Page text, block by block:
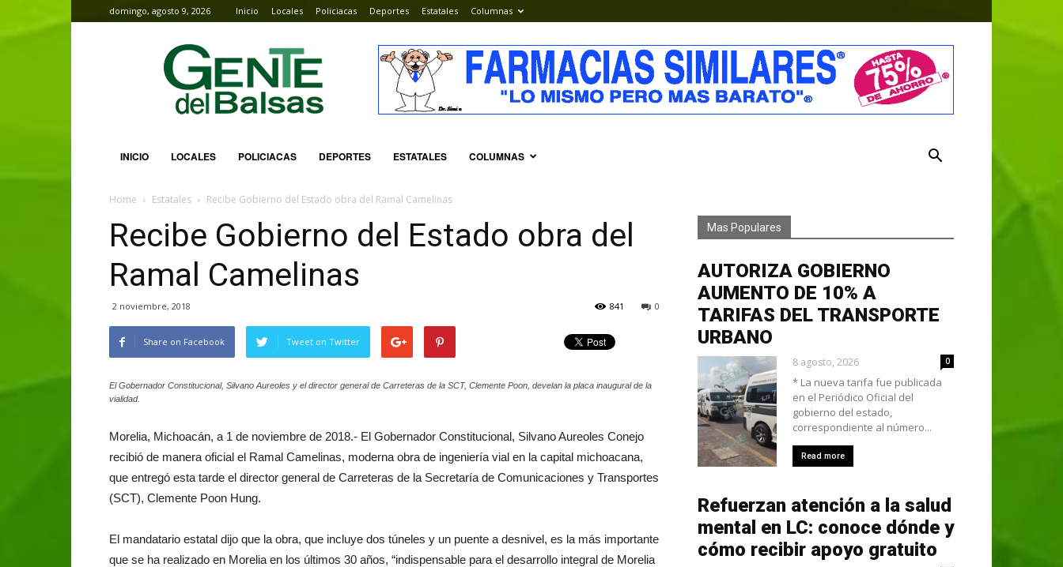
domingo, agosto 9, 2026 Inicio Locales Policiacas Deportes Estatales Columnas
Gente
del
Balsas
INICIO LOCALES POLICIACAS DEPORTES ESTATALES COLUMNAS
Home Estatales Recibe Gobierno del Estado obra del Ramal Camelinas
Recibe Gobierno del Estado obra del
Ramal Camelinas
2 noviembre, 2018 0
841
Share on Facebook Tweet on Twitter
El Gobernador Constitucional, Silvano Aureoles y el director general de Carreteras de la SCT, Clemente Poon, develan la placa inaugural de la
vialidad.
Morelia, Michoacán, a 1 de noviembre de 2018.- El Gobernador Constitucional, Silvano Aureoles Conejo
recibió de manera oficial el Ramal Camelinas, moderna obra de ingeniería vial en la capital michoacana,
que entregó esta tarde el director general de Carreteras de la Secretaría de Comunicaciones y Transportes
(SCT), Clemente Poon Hung.
El mandatario estatal dijo que la obra, que incluye dos túneles y un puente a desnivel, es la más importante
que se ha realizado en Morelia en los últimos 30 años, “indispensable para el desarrollo integral de Morelia
Mas Populares
AUTORIZA GOBIERNO
AUMENTO DE 10% A
TARIFAS DEL TRANSPORTE
URBANO
8 agosto, 2026 0
* La nueva tarifa fue publicada
en el Periódico Oficial del
gobierno del estado,
correspondiente al número...
Read more
Refuerzan atención a la salud
mental en LC: conoce dónde y
cómo recibir apoyo gratuito